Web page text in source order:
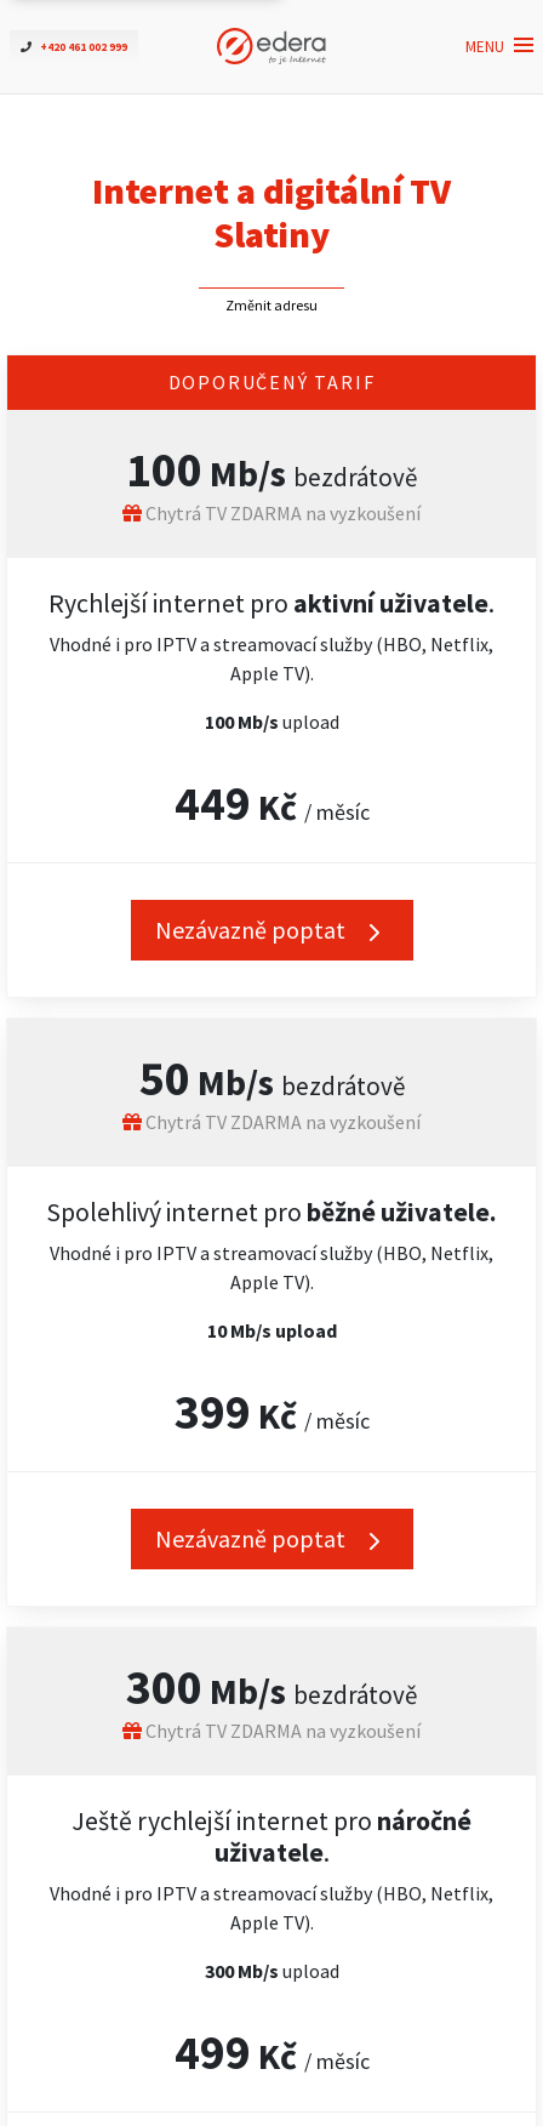
+420 461 002 999 MENU
Ověřit dostupnost
Pro firmy
Internet a digitální TV
Slatiny
Změnit adresu
50 Mb/s bezdrátově
Chytrá TV ZDARMA na vyzkoušení
Spolehlivý internet pro běžné uživatele.
Vhodné i pro IPTV a streamovací služby (HBO, Netflix,
Apple TV).
10 Mb/s upload
399 Kč / měsíc
Nezávazně poptat
DOPORUČENÝ TARIF
100 Mb/s bezdrátově
Chytrá TV ZDARMA na vyzkoušení
Rychlejší internet pro aktivní uživatele.
Vhodné i pro IPTV a streamovací služby (HBO, Netflix,
Apple TV).
100 Mb/s upload
449 Kč / měsíc
Nezávazně poptat
300 Mb/s bezdrátově
Chytrá TV ZDARMA na vyzkoušení
Ještě rychlejší internet pro náročné
uživatele.
Vhodné i pro IPTV a streamovací služby (HBO, Netflix,
Apple TV).
300 Mb/s upload
499 Kč / měsíc